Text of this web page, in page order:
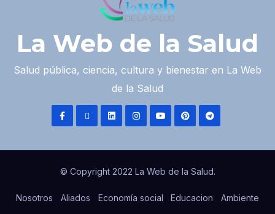
La Web de la Salud
Salud pública, ciencia, cultura y bienestar en La Web
de la Salud
© Copyright 2022 La Web de la Salud.
Nosotros Aliados Economía social Educacion
Ambiente